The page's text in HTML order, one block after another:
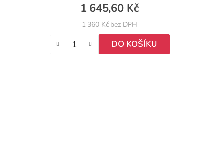
1 360 Kč bez DPH
1 645,60 Kč
DO KOŠÍKU